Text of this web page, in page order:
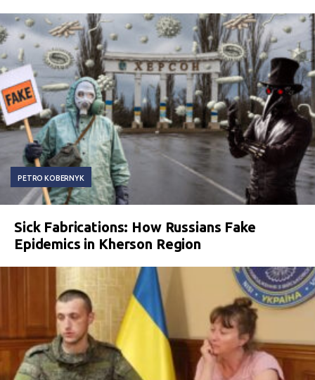
PETRO KOBERNYK
Sick Fabrications: How Russians Fake
Epidemics in Kherson Region